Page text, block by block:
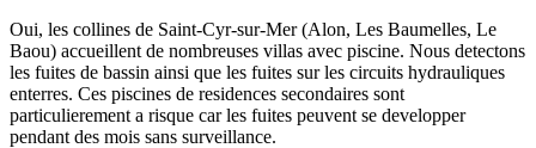
Oui, les collines de Saint-Cyr-sur-Mer (Alon, Les Baumelles, Le
Baou) accueillent de nombreuses villas avec piscine. Nous detectons
les fuites de bassin ainsi que les fuites sur les circuits hydrauliques
enterres. Ces piscines de residences secondaires sont
particulierement a risque car les fuites peuvent se developper
pendant des mois sans surveillance.